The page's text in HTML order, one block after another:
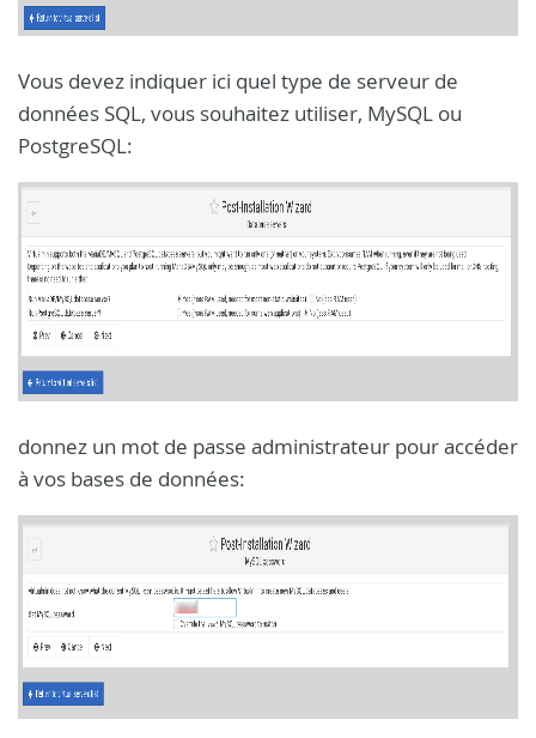
Vous devez indiquer ici quel type de serveur de
données SQL, vous souhaitez utiliser, MySQL ou
PostgreSQL:
donnez un mot de passe administrateur pour accéder
à vos bases de données: